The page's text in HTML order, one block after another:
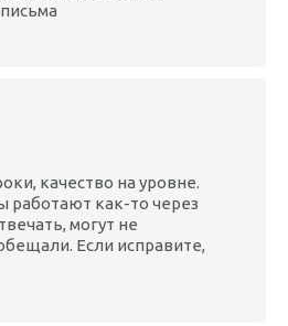
качество на уровне.
как-то через
могут не
Если исправите,